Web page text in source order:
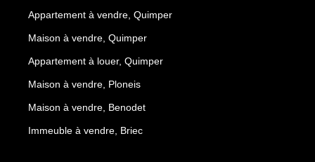
Appartement à vendre, Quimper
Maison à vendre, Quimper
Appartement à louer, Quimper
Maison à vendre, Ploneis
Maison à vendre, Benodet
Immeuble à vendre, Briec